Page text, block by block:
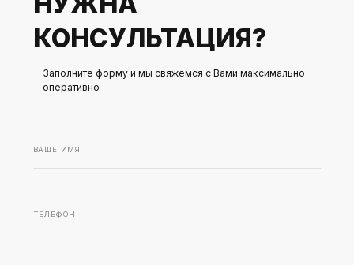
КОНСУЛЬТАЦИЯ?
Заполните форму и мы свяжемся с Вами максимально
оперативно